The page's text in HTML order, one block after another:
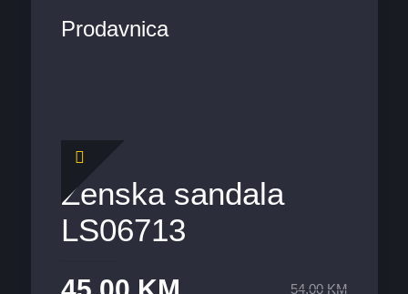
Prodavnica
Ženska sandala
LS06713
54,00 KM